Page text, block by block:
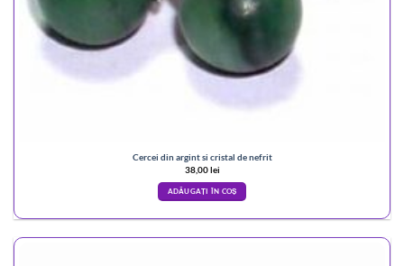
Cercei din argint si cristal de nefrit
38,00lei
ADĂUGAȚI ÎN COȘ